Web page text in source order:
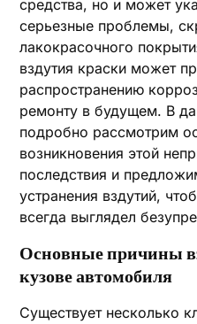
средства, но и может
серьезные проблемы,
лакокрасочного
вздутия краски может
распространению
ремонту в будущем. В
подробно рассмотрим
возникновения этой
последствия и
устранения вздутий,
всегда выглядел
Основные причины
кузове автомобиля
Существует несколько